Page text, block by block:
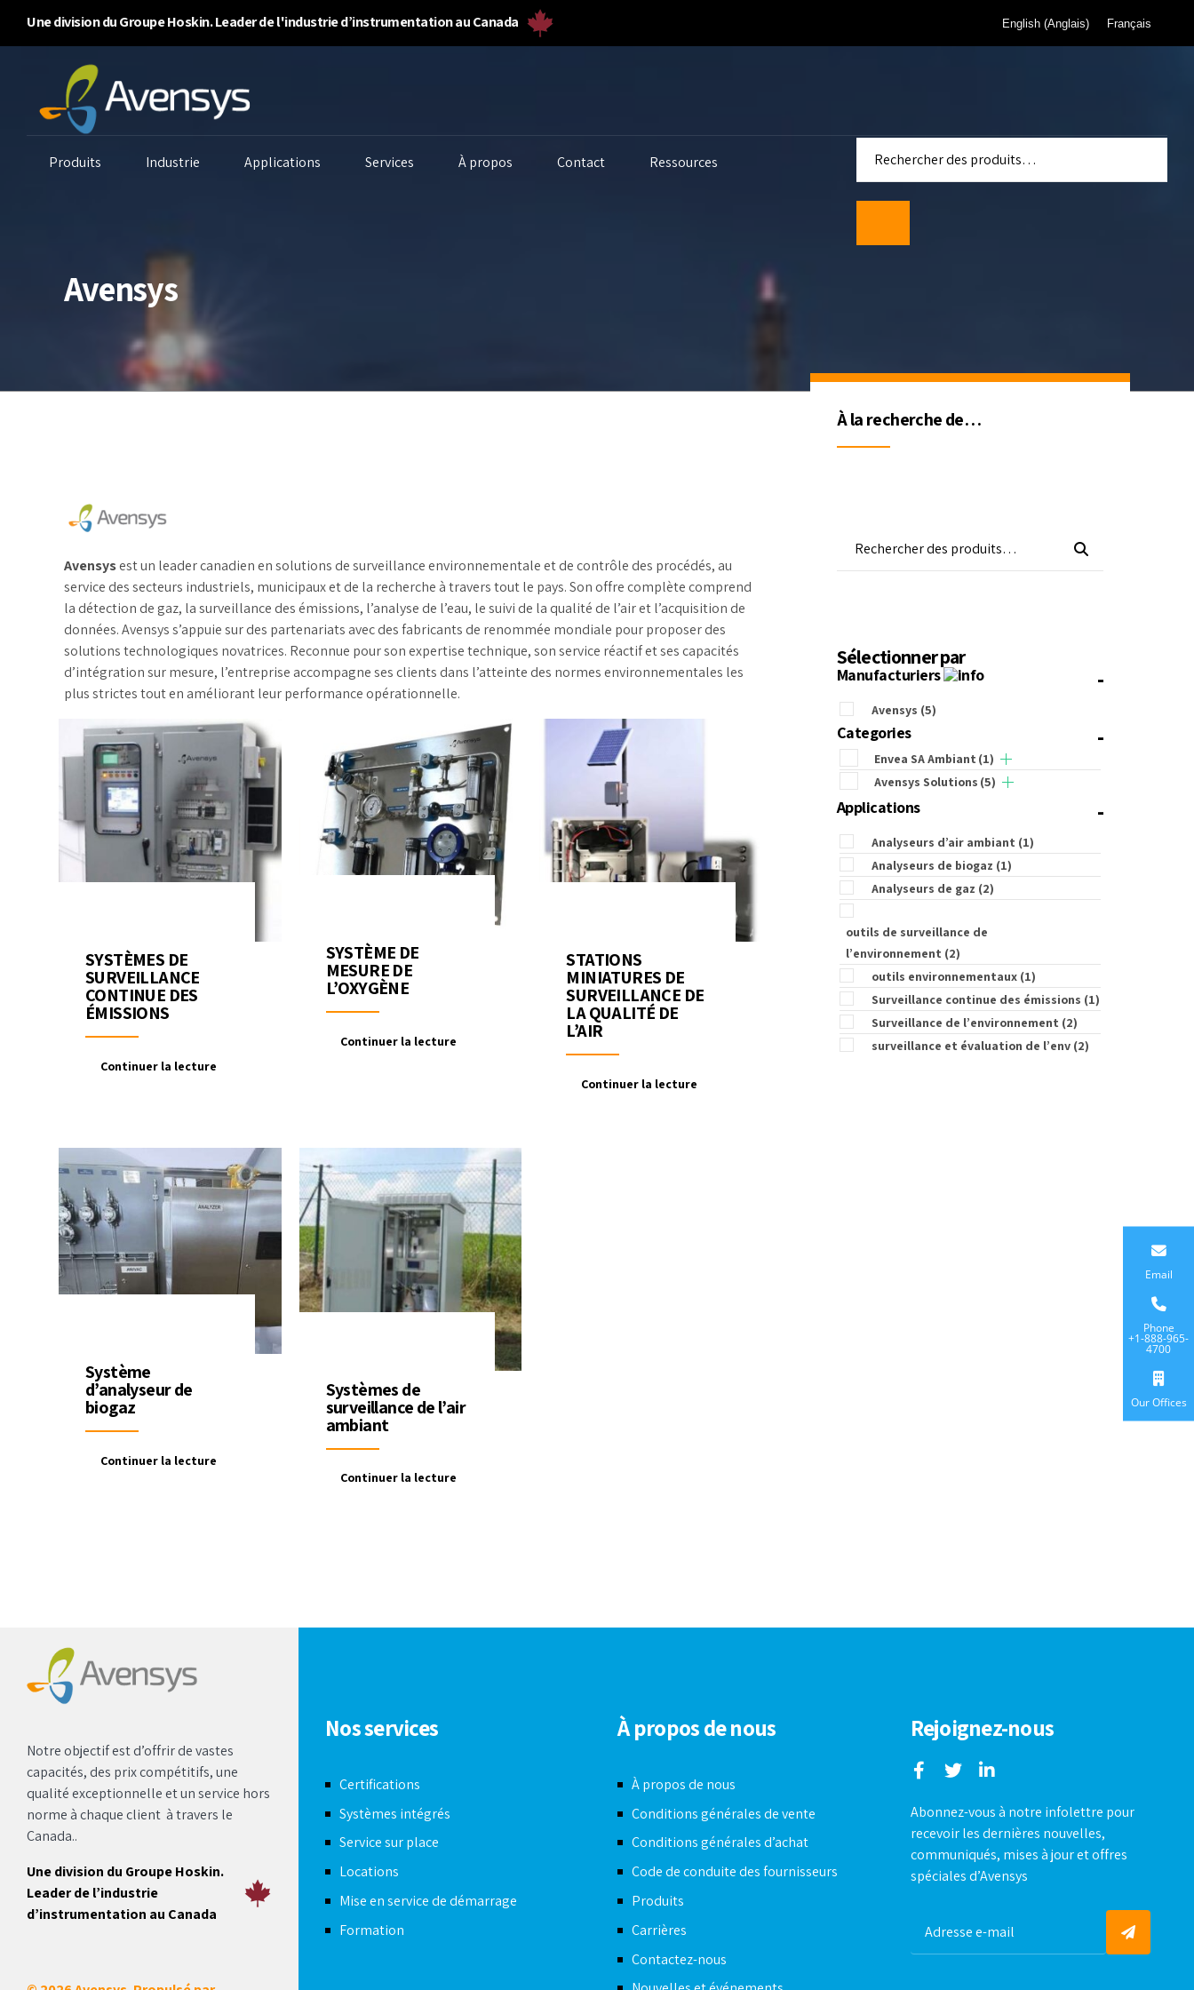
Une division du Groupe Hoskin. Leader de l'industrie d’instrumentation au Canada English (Anglais) Français
Produits
Systèmes de purge
d’inflammabilité/BTU
Détecteurs de gaz
Surveillance de
d’eau
Débitmètres de gaz
poudre
Poussière et
particules
Mesure de pression
Mesure de la
Fermenteurs pour
Qualité de l’eau de
Industrie Applications Services À propos Contact Ressources
Avensys
Avensysest un leader canadien en solutions de surveillance environnementale et de contrôle des procédés, au
service des secteurs industriels, municipaux et de la recherche à travers tout le pays. Son offre complète comprend
la détection de gaz, la surveillance des émissions, l’analyse de l’eau, le suivi de la qualité de l’air et l’acquisition de
données. Avensys s’appuie sur des partenariats avec des fabricants de renommée mondiale pour proposer des
solutions technologiques novatrices. Reconnue pour son expertise technique, son service réactif et ses capacités
d’intégration sur mesure, l’entreprise accompagne ses clients dans l’atteinte des normes environnementales les
plus strictes tout en améliorant leur performance opérationnelle.
SYSTÈMES DE
SURVEILLANCE
CONTINUE DES
ÉMISSIONS
Continuer la lecture
SYSTÈME DE
MESURE DE
L’OXYGÈNE
Continuer la lecture
STATIONS
MINIATURES DE
SURVEILLANCE DE
LA QUALITÉ DE
L’AIR
Continuer la lecture
Système
d’analyseur de
biogaz
Continuer la lecture
Systèmes de
surveillance de l’air
ambiant
Continuer la lecture
À la recherche de…
Sélectionner par
Manufacturiers -
Avensys (5)
Categories -
Envea SA Ambiant (1)
Avensys Solutions (5)
Applications -
Analyseurs d’air ambiant (1)
Analyseurs de biogaz (1)
Analyseurs de gaz (2)
outils de surveillance de
l’environnement (2)
outils environnementaux (1)
Surveillance continue des émissions (1)
Surveillance de l’environnement (2)
surveillance et évaluation de l’env (2)
Notre objectif est d’offrir de vastes
capacités, des prix compétitifs, une
qualité exceptionnelle et un service hors
norme à chaque client à travers le
Canada..
Une division du Groupe Hoskin.
Leader de l’industrie
d’instrumentation au Canada
Nos services
Certifications
Systèmes intégrés
Service sur place
Locations
Mise en service de démarrage
Formation
À propos de nous
À propos de nous
Conditions générales de vente
Conditions générales d’achat
Code de conduite des fournisseurs
Produits
Carrières
Contactez-nous
Rejoignez-nous
Abonnez-vous à notre infolettre pour
recevoir les dernières nouvelles,
communiqués, mises à jour et offres
spéciales d’Avensys
Email
Phone
+1-888-965-
4700
Our Offices